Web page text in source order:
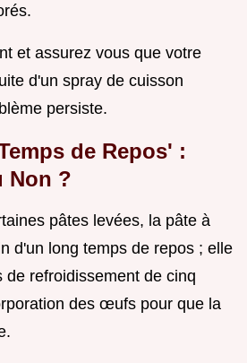
et assurez vous que votre
d'un spray de cuisson
persiste.
de Repos' :
Non ?
pâtes levées, la pâte à
d'un long temps de repos ; elle
de refroidissement de cinq
des œufs pour que la